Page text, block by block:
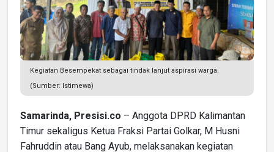
Kegiatan Besempekat sebagai tindak lanjut aspirasi warga.
(Sumber: Istimewa)
Samarinda, Presisi.co – Anggota DPRD Kalimantan
Timur sekaligus Ketua Fraksi Partai Golkar, M Husni
Fahruddin atau Bang Ayub, melaksanakan kegiatan